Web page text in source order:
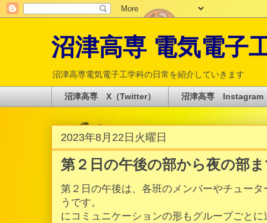
沼津高専 電気電子
沼津高専電気電子工学科の日常を紹介していきます
沼津高専 X（Twitter） 沼津高専 Instagram
2023年8月22日火曜日
第２日の午後の部から夜の部
第２日の午後は、各班のメンバーやチュー
うです。
にコミュニケーションの形もグループごと